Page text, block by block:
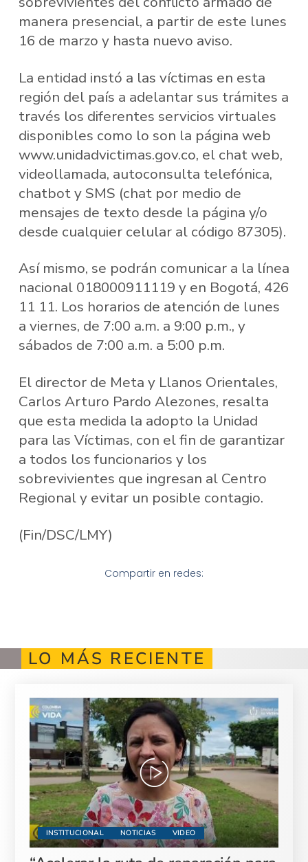
manera presencial, a partir de este lunes
16 de marzo y hasta nuevo aviso.
La entidad instó a las víctimas en esta
región del país a adelantar sus trámites a
través los diferentes servicios virtuales
disponibles como lo son la página web
www.unidadvictimas.gov.co, el chat web,
videollamada, autoconsulta telefónica,
chatbot y SMS (chat por medio de
mensajes de texto desde la página y/o
desde cualquier celular al código 87305).
Así mismo, se podrán comunicar a la línea
nacional 018000911119 y en Bogotá, 426
11 11. Los horarios de atención de lunes
a viernes, de 7:00 a.m. a 9:00 p.m., y
sábados de 7:00 a.m. a 5:00 p.m.
El director de Meta y Llanos Orientales,
Carlos Arturo Pardo Alezones, resalta
que esta medida la adopto la Unidad
para las Víctimas, con el fin de garantizar
a todos los funcionarios y los
sobrevivientes que ingresan al Centro
Regional y evitar un posible contagio.
(Fin/DSC/LMY)
Compartir en redes:
LO MÁS RECIENTE
INSTITUCIONAL NOTICIAS VIDEO